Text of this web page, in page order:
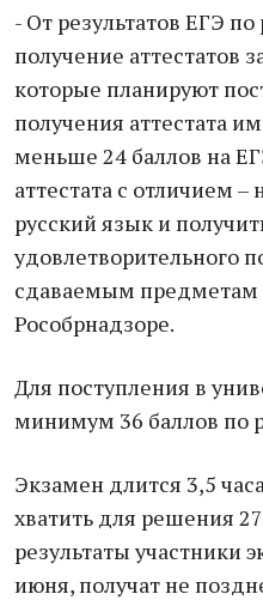
- От результатов ЕГЭ
получение аттестатов
которые планируют
получения аттестата
меньше 24 баллов на
аттестата с отличием
русский язык и
удовлетворительного
сдаваемым предметам
Рособрнадзоре.
Для поступления в
минимум 36 баллов по
Экзамен длится 3,5
хватить для решения
результаты участники
июня, получат не